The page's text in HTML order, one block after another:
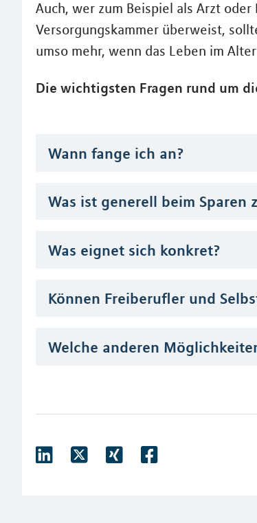
Auch, wer zum Beispiel als Arzt
Versorgungskammer überweist,
umso mehr, wenn das Leben im
Die wichtigsten Fragen rund um
Wann fange ich an?
Was ist generell beim Sparen
Was eignet sich konkret?
Können Freiberufler und
Welche anderen